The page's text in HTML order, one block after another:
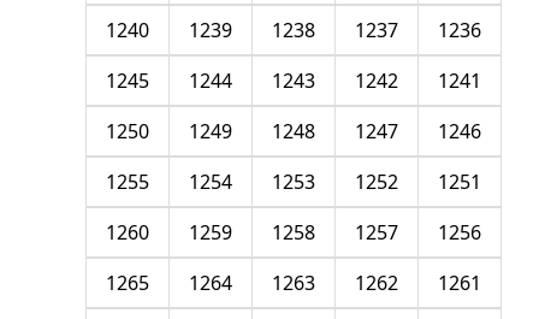
1236
1237
1238
1239
1240
1241
1242
1243
1244
1245
1246
1247
1248
1249
1250
1251
1252
1253
1254
1255
1256
1257
1258
1259
1260
1261
1262
1263
1264
1265